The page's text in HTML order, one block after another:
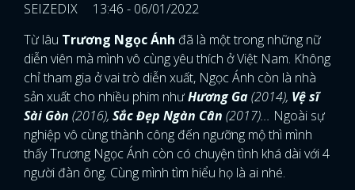
SEIZEDIX
13:46 - 06/01/2022
Từ lâu Trương Ngọc Ánh đã là một trong những nữ
diễn viên mà mình vô cùng yêu thích ở Việt Nam. Không
chỉ tham gia ở vai trò diễn xuất, Ngọc Ánh còn là nhà
sản xuất cho nhiều phim nhưHương Ga(2014), Vệ sĩ
Sài Gòn (2016), Sắc Đẹp Ngàn Cân (2017)... Ngoài sự
nghiệp vô cùng thành công đến ngưỡng mộ thì mình
thấy Trương Ngọc Ánh còn có chuyện tình khá dài với 4
người đàn ông. Cùng mình tìm hiểu họ là ai nhé.